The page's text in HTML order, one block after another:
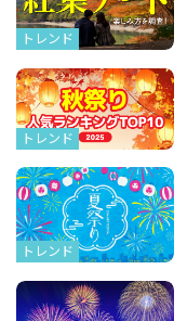
トレンド
トレンド
トレンド